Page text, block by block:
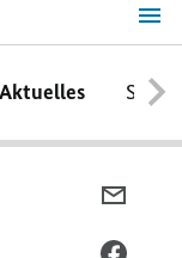
Aktuelles